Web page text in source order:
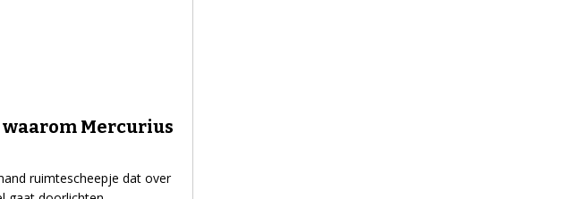
Mercurius
ruimtescheepje dat over